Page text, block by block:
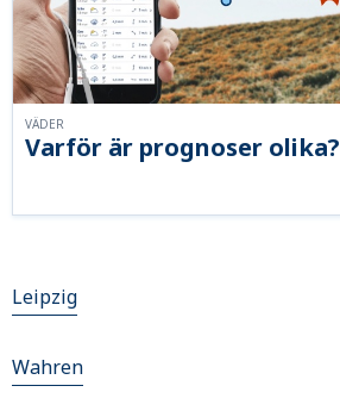
Varför är prognoser olika?
VÄDER
Leipzig
Wahren